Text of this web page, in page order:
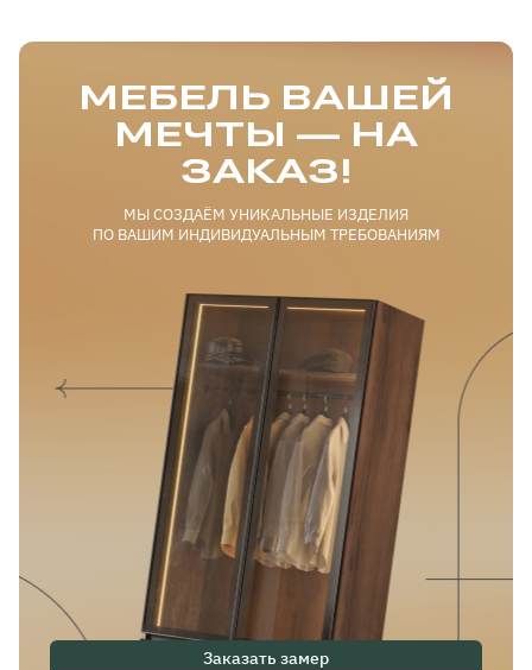
купе
МЕБЕЛЬ ВАШЕЙ
МЕЧТЫ — НА
ЗАКАЗ!
МЫ СОЗДАЁМ УНИКАЛЬНЫЕ ИЗДЕЛИЯ
ПО ВАШИМ ИНДИВИДУАЛЬНЫМ ТРЕБОВАНИЯМ
Заказать замер